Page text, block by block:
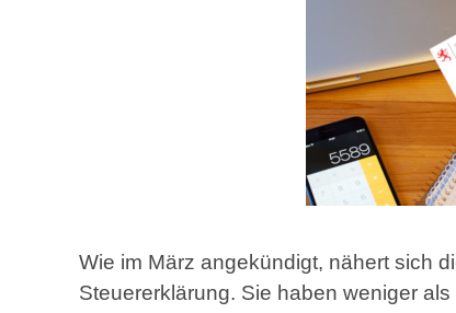
Wie im März angekündigt, nähert sich
Steuererklärung. Sie haben weniger